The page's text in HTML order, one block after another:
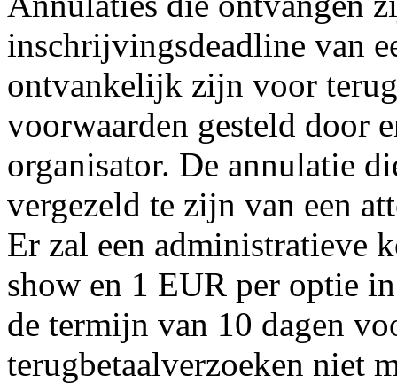
inschrijvingsdeadline van
ontvankelijk zijn voor
voorwaarden gesteld door
organisator. De annulatie
vergezeld te zijn van een
Er zal een administratieve
show en 1 EUR per optie
de termijn van 10 dagen
terugbetaalverzoeken niet